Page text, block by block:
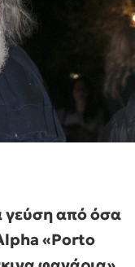
γεύση από όσα
«Porto